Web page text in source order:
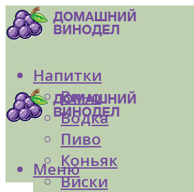
Напитки
Вино
Водка
Пиво
Коньяк
Виски
Меню